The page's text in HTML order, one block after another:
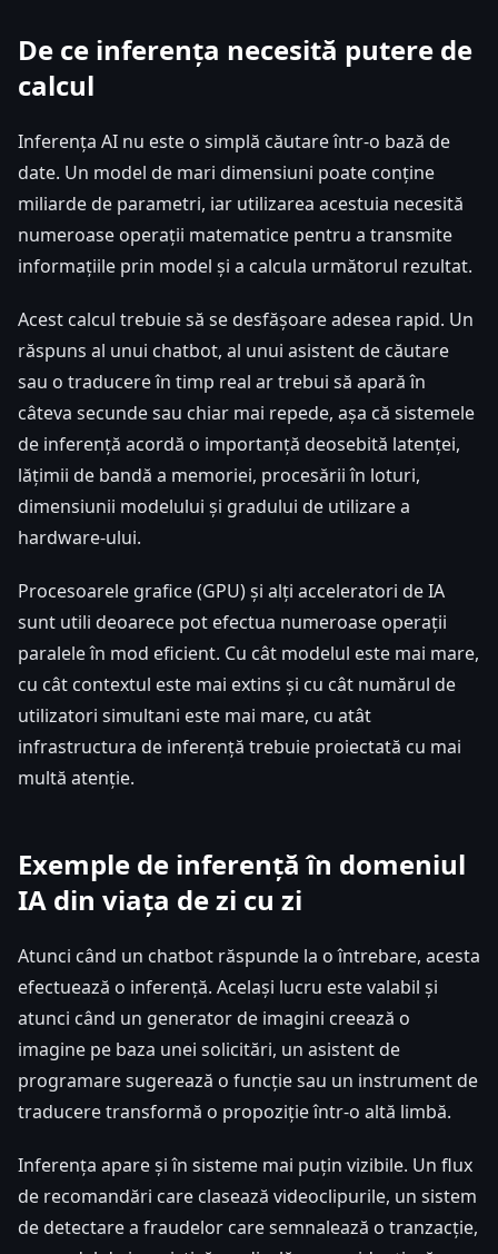
De ce inferența necesită putere de
calcul
Inferența AI nu este o simplă căutare într-o bază de
date. Un model de mari dimensiuni poate conține
miliarde de parametri, iar utilizarea acestuia necesită
numeroase operații matematice pentru a transmite
informațiile prin model și a calcula următorul rezultat.
Acest calcul trebuie să se desfășoare adesea rapid. Un
răspuns al unui chatbot, al unui asistent de căutare
sau o traducere în timp real ar trebui să apară în
câteva secunde sau chiar mai repede, așa că sistemele
de inferență acordă o importanță deosebită latenței,
lățimii de bandă a memoriei, procesării în loturi,
dimensiunii modelului și gradului de utilizare a
hardware-ului.
Procesoarele grafice (GPU) și alți acceleratori de IA
sunt utili deoarece pot efectua numeroase operații
paralele în mod eficient. Cu cât modelul este mai mare,
cu cât contextul este mai extins și cu cât numărul de
utilizatori simultani este mai mare, cu atât
infrastructura de inferență trebuie proiectată cu mai
multă atenție.
Exemple de inferență în domeniul
IA din viața de zi cu zi
Atunci când un chatbot răspunde la o întrebare, acesta
efectuează o inferență. Același lucru este valabil și
atunci când un generator de imagini creează o
imagine pe baza unei solicitări, un asistent de
programare sugerează o funcție sau un instrument de
traducere transformă o propoziție într-o altă limbă.
Inferența apare și în sisteme mai puțin vizibile. Un flux
de recomandări care clasează videoclipurile, un sistem
de detectare a fraudelor care semnalează o tranzacție,